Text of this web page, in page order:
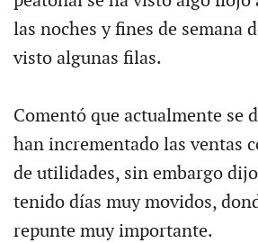
las noches y fines de semana
visto algunas filas.
Comentó que actualmente se
han incrementado las ventas
de utilidades, sin embargo
tenido días muy movidos,
repunte muy importante.